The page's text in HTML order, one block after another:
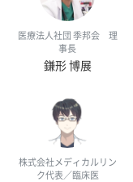
医療法人社団 季邦会 理
事長
鎌形 博展
株式会社メディカルリン
ク代表／臨床医